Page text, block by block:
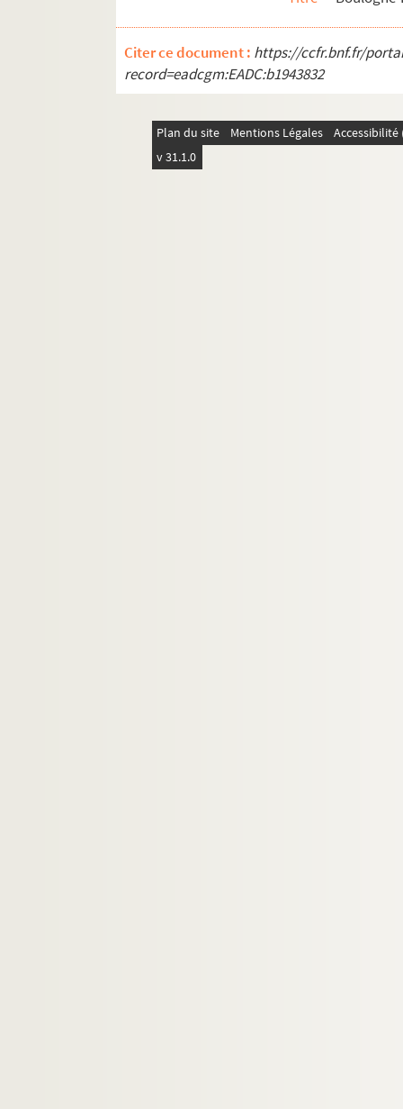
Val-de-Marne
Val-d'Oise
Citer ce document : https://ccfr.bnf.fr/
record=eadcgm:EADC:b1943832
Plan du site Mentions Légales
v 31.1.0